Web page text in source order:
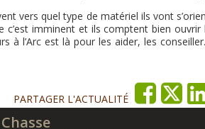
vers quel type de matériel ils vont
c’est imminent et ils comptent bien
à l’Arc est là pour les aider, les
PARTAGER L'ACTUALITÉ